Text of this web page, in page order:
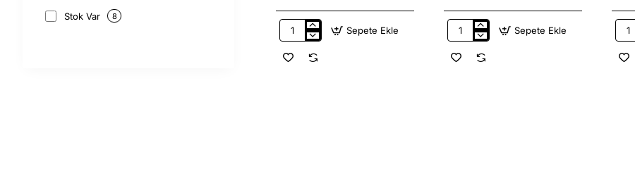
Stok Var 8
Ford
2018-
Sepete Ekle
Ford
2018-
Sepete Ekle
Ford
2018-